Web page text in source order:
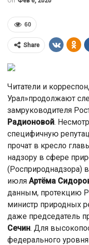
60
Share
Читатели и
Урал»продолжают
замруководителя
Радионовой.
специфичную
прочат в кресло
надзору в сфере
(Росприроднадзора)
июля Артёма
данным, протекцию
министр природных
даже председатель
Сечин. Для
федерального